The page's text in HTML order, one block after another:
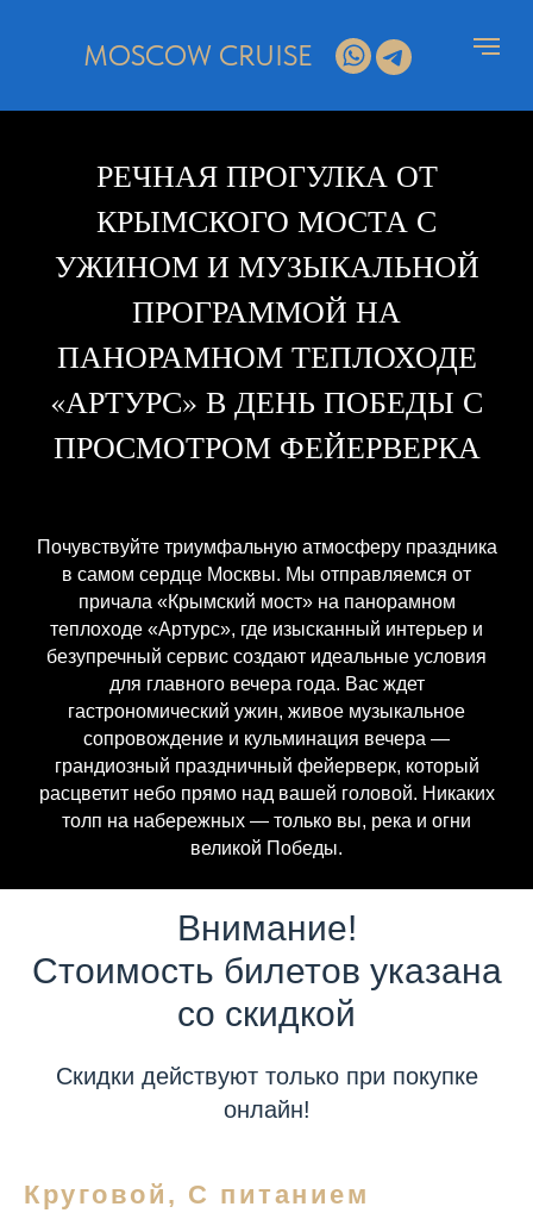
MOSCOW CRUISE
РЕЧНАЯ ПРОГУЛКА ОТ
КРЫМСКОГО МОСТА С
УЖИНОМ И МУЗЫКАЛЬНОЙ
ПРОГРАММОЙ НА
ПАНОРАМНОМ ТЕПЛОХОДЕ
«АРТУРС» В ДЕНЬ ПОБЕДЫ С
ПРОСМОТРОМ ФЕЙЕРВЕРКА
Почувствуйте триумфальную атмосферу праздника
в самом сердце Москвы. Мы отправляемся от
причала «Крымский мост» на панорамном
теплоходе «Артурс», где изысканный интерьер и
безупречный сервис создают идеальные условия
для главного вечера года. Вас ждет
гастрономический ужин, живое музыкальное
сопровождение и кульминация вечера —
грандиозный праздничный фейерверк, который
расцветит небо прямо над вашей головой. Никаких
толп на набережных — только вы, река и огни
великой Победы.
Внимание!
Стоимость билетов указана
со скидкой
Скидки действуют только при покупке
онлайн!
Круговой, С питанием